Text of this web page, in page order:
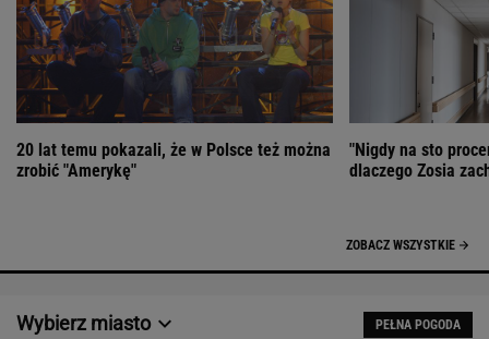
20 lat temu pokazali, że w Polsce też można
zrobić "Amerykę"
"Nigdy na sto
dlaczego Zosia
ZOBACZ WSZYSTKIE
Wybierz miasto PEŁNA POGODA